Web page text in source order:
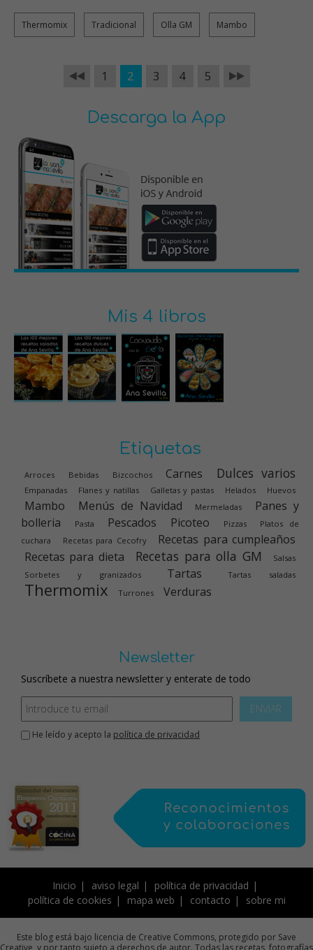
Thermomix Tradicional Olla GM Mambo
1 2 3 4 5
Descarga la App
Mis 4 libros
Etiquetas
Arroces Bebidas Bizcochos Carnes Dulces varios
Empanadas Flanes y natillas Galletas y pastas Helados Huevos
Mambo Menús de Navidad Mermeladas
Panes y
bolleria
Pasta Pescados Picoteo Pizzas
Platos de
cuchara
Recetas para Cecofry
Recetas para cumpleaños
Recetas para dieta
Recetas para olla GM
Salsas
Sorbetes y granizados
Tartas Tartas saladas
Thermomix Turrones Verduras
Newsletter
Suscríbete a nuestra newsletter y enterate de todo
ENVIAR
He leído y acepto la política de privacidad
Inicio aviso legal
política de privacidad
política de cookies
mapa web contacto sobre mi
Este blog está bajo licencia de Creative Commons, protegido por Save
Creative, y por tanto sujeto a derechos de autor. Todas las recetas, fotografías